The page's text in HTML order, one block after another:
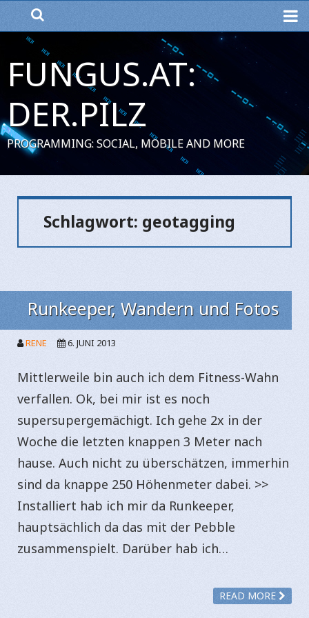
FUNGUS.AT:
DER.PILZ
PROGRAMMING: SOCIAL, MOBILE AND MORE
Schlagwort: geotagging
Runkeeper, Wandern und Fotos
RENE 6. JUNI 2013
Mittlerweile bin auch ich dem Fitness-Wahn
verfallen. Ok, bei mir ist es noch
supersupergemächigt. Ich gehe 2x in der
Woche die letzten knappen 3 Meter nach
hause. Auch nicht zu überschätzen, immerhin
sind da knappe 250 Höhenmeter dabei. >>
Installiert hab ich mir da Runkeeper,
hauptsächlich da das mit der Pebble
zusammenspielt. Darüber hab ich…
READ MORE